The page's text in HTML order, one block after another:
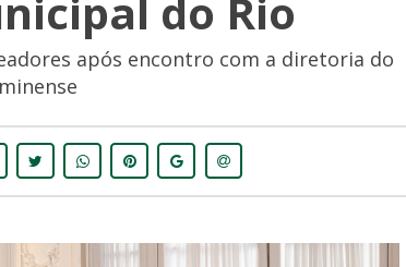
do Rio
após encontro com a diretoria do